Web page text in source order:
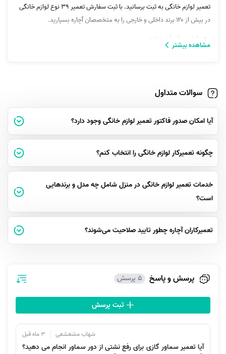
تعمیر لوازم خانگی به ثبت برسانید. با ثبت سفارش تعمیر ۳۹ نوع لوازم خانگی
در بیش از ۱۲۰ برند داخلی و خارجی را به متخصصان آچاره بسپارید.
لوازم برقی آشپزخانه
لوازم برقی صوتی و تصویری مانند کنسول‌های بازی، تلویزیون و …
لوازم برقی شخصی مانند ریش‌تراش، سشوار و …
تعمیر انواع لوازم خانگی مانند جارو برقی، بخور، چرخ‌خیاطی
چرا آچاره برای تعمیرات لوازم خانگی بهترین انتخاب است؟
با ثبت سفارش تعمیر لوازم خانگی در منزل در آچاره می‌توانید مطمئن باشید که
هرگونه خرابی دستگاه شما در محل و با کمترین زمان و هزینه لازم تعمیر
صلاحیت شوند وعملکرد آن‌ها توسط تیم پشتیبانی تحت نظارت قرار بگیرد؛ لذا
کیفیت سرویسی که ارائه می‌دهند بالا است. آچاره تیم پشتیبانی بزرگ و
سختکوشی دارد که ۷ روز هفته پشتیبانی ۱۲ ساعته از ۸ صبح تا ۲۱ شب ارائه
در صورتی که به تعویض قطعه نیاز داشته باشید؛ تعمیرکار لوازم خانگی اعزام
عملکرد را ارائه خواهند داد؛ بنابراین می‌توانید برای دریافت خدمات تعمیرات
لوازم خانگی و انواع تعمیر لوازم برقی روی اصالت قطعات هم حساب کنید.
ضمنا خدمات تعمیرات لوازم خانگی در منزل آچاره اختصاص به محصولی خاص
و یا برند و مدلی منحصر به فرد ندارد و شما می‌توانید هر نوع خرابی لوازم
مشاهده بیشتر
سوالات متداول
آیا امکان صدور فاکتور تعمیر لوازم خانگی وجود دارد؟
چگونه تعمیرکار لوازم خانگی را انتخاب کنم؟
خدمات تعمیر لوازم خانگی در منزل شامل چه مدل و برندهایی
است؟
تعمیرکاران آچاره چطور تایید صلاحیت می‌شوند؟
پرسش و پاسخ 5 پرسش
شهاب مشعشعی 3 ماه قبل
آیا تعمیر سماور گازی برای رفع نشتی از دور سماور انجام می دهید؟